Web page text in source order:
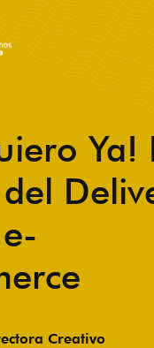
Ya!
Creativo